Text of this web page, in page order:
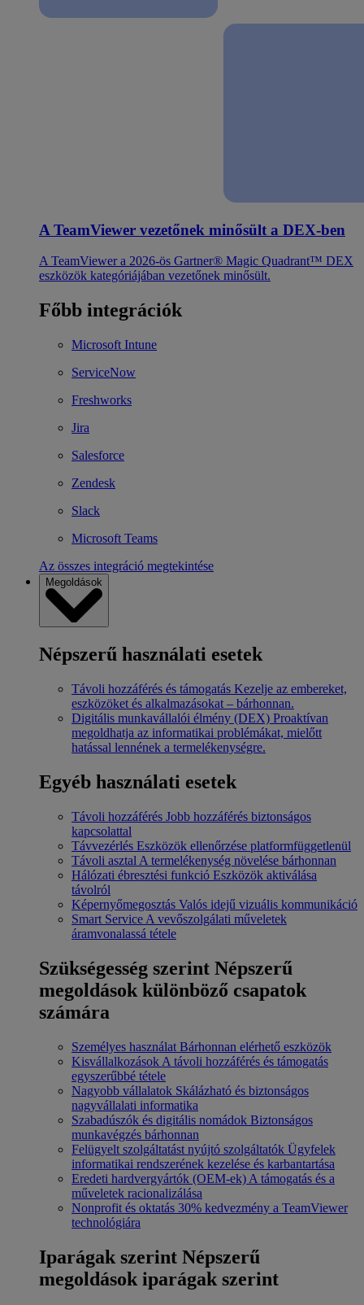
A TeamViewer vezetőnek minősült a DEX-ben
A TeamViewer a 2026-ös Gartner® Magic Quadrant™ DEX
eszközök kategóriájában vezetőnek minősült.
Főbb integrációk
Microsoft Intune
ServiceNow
Freshworks
Jira
Salesforce
Zendesk
Slack
Microsoft Teams
Az összes integráció megtekintése
Megoldások
Népszerű használati esetek
Távoli hozzáférés és támogatás Kezelje az embereket,
eszközöket és alkalmazásokat – bárhonnan.
Digitális munkavállalói élmény (DEX) Proaktívan
megoldhatja az informatikai problémákat, mielőtt
hatással lennének a termelékenységre.
Egyéb használati esetek
Távoli hozzáférés Jobb hozzáférés biztonságos
kapcsolattal
Távvezérlés Eszközök ellenőrzése platformfüggetlenül
Távoli asztal A termelékenység növelése bárhonnan
Hálózati ébresztési funkció Eszközök aktiválása
távolról
Képernyőmegosztás Valós idejű vizuális kommunikáció
Smart Service A vevőszolgálati műveletek
áramvonalassá tétele
Szükségesség szerint Népszerű
megoldások különböző csapatok
számára
Személyes használat Bárhonnan elérhető eszközök
Kisvállalkozások A távoli hozzáférés és támogatás
egyszerűbbé tétele
Nagyobb vállalatok Skálázható és biztonságos
nagyvállalati informatika
Szabadúszók és digitális nomádok Biztonságos
munkavégzés bárhonnan
Felügyelt szolgáltatást nyújtó szolgáltatók Ügyfelek
informatikai rendszerének kezelése és karbantartása
Eredeti hardvergyártók (OEM-ek) A támogatás és a
műveletek racionalizálása
Nonprofit és oktatás 30% kedvezmény a TeamViewer
technológiára
Iparágak szerint Népszerű
megoldások iparágak szerint